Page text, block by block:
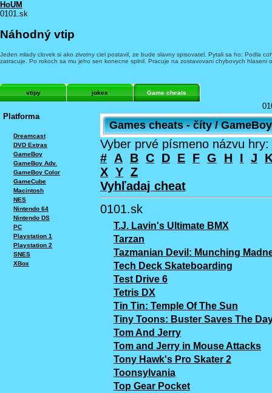
HoUM
0101.sk
Náhodný vtip
Jeden mlady clovek si ako zivotny ciel postavil, ze bude slavny spisovatel. Pytali sa ho: Podla
zatracuje. Po rokoch sa mu jeho sen konecne splnil. Pracuje na zostavovani chybovych hlaseni
vtipy jokes Game cheats
Platforma
Dreamcast
DVD Extras
GameBoy
GameBoy Adv.
GameBoy Color
GameCube
Macintosh
NES
Nintendo 64
Nintendo DS
PC
Playstation 1
Playstation 2
SNES
XBox
Games cheats - číty /
Vyber prvé písmeno názvu hry:
# A B C D E F G H I J
X Y Z
Vyhľadaj cheat
0101.sk
T.J. Lavin's Ultimate BMX
Tarzan
Tazmanian Devil: Munching
Tech Deck Skateboarding
Test Drive 6
Tetris DX
Tin Tin: Temple Of The Sun
Tiny Toons: Buster Saves The
Tom And Jerry
Tom and Jerry in Mouse Attacks
Tony Hawk's Pro Skater 2
Toonsylvania
Top Gear Pocket